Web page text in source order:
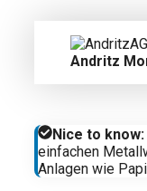
Andritz
Nice to know:
einfachen
Anlagen wie